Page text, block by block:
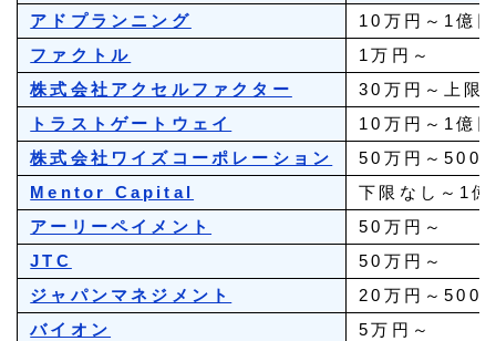
アドプランニング
10万円～1億円
ファクトル
1万円～
株式会社アクセルファクター
30万円～上限
トラストゲートウェイ
10万円～1億円
株式会社ワイズコーポレーション
50万円～5000
Mentor Capital
下限なし～1億
アーリーペイメント
50万円～
JTC
50万円～
ジャパンマネジメント
20万円～
バイオン
5万円～